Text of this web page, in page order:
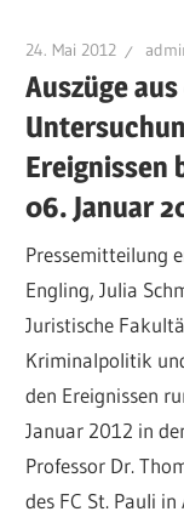
24. Mai 2012
Auszüge
Ereignissen
06. Januar
Pressemitteilung
Engling, Julia
Juristische
Kriminalpolitik
den Ereignissen
Januar 2012 in
Professor Dr.
des FC St. Pauli